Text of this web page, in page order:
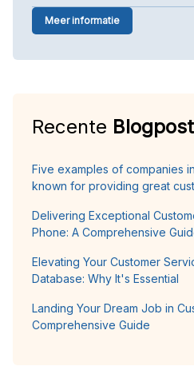
Meer informatie
Recente
Five examples of companies
known for providing great
Delivering Exceptional
Phone: A Comprehensive
Elevating Your Customer
Database: Why It's Essential
Landing Your Dream Job in
Comprehensive Guide